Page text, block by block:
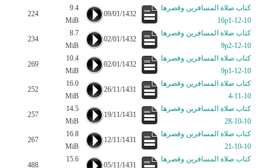
كتاب صلاة المسافرين وقصرها
10-12-16p1
09/01/1432
9.4
MiB
224
كتاب صلاة المسافرين وقصرها
10-12-9p2
02/01/1432
8.7
MiB
234
كتاب صلاة المسافرين وقصرها
10-12-9p1
02/01/1432
10.4
MiB
269
كتاب صلاة المسافرين وقصرها
10-11-4
26/11/1431
16.0
MiB
252
كتاب صلاة المسافرين وقصرها
10-10-28
19/11/1431
14.5
MiB
257
كتاب صلاة المسافرين وقصرها
10-10-21
12/11/1431
16.8
MiB
267
كتاب صلاة المسافرين وقصرها
05/11/1431
15.6
488